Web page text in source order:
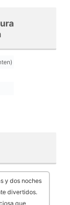
y dos noches
divertidos.
que